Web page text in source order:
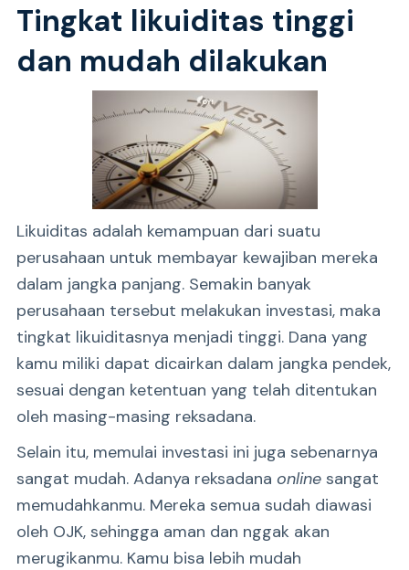
Tingkat likuiditas tinggi
dan mudah dilakukan
Likuiditas adalah kemampuan dari suatu
perusahaan untuk membayar kewajiban mereka
dalam jangka panjang. Semakin banyak
perusahaan tersebut melakukan investasi, maka
tingkat likuiditasnya menjadi tinggi. Dana yang
kamu miliki dapat dicairkan dalam jangka pendek,
sesuai dengan ketentuan yang telah ditentukan
oleh masing-masing reksadana.
Selain itu, memulai investasi ini juga sebenarnya
sangat mudah. Adanya reksadana online sangat
memudahkanmu. Mereka semua sudah diawasi
oleh OJK, sehingga aman dan nggak akan
merugikanmu. Kamu bisa lebih mudah